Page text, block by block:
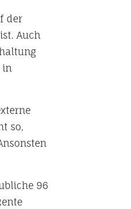
der
Auch
in
so,
96